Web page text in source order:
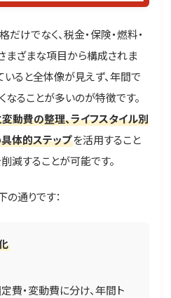
けでなく、税金・保険・燃料・
まざまな項目から構成されま
ると全体像が見えず、年間で
ることが多いのが特徴です。
動費の整理、ライフスタイル別
具体的ステップを活用すること
減することが可能です。
通りです：
費・変動費に分け、年間ト